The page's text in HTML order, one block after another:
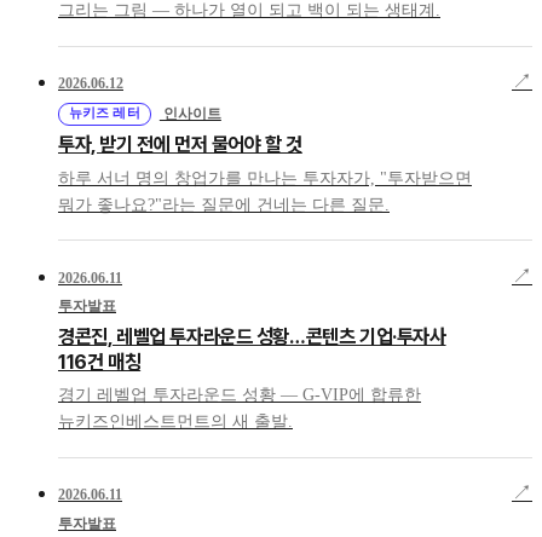
그리는 그림 — 하나가 열이 되고 백이 되는 생태계.
2026.06.12
뉴키즈 레터 인사이트
투자, 받기 전에 먼저 물어야 할 것
하루 서너 명의 창업가를 만나는 투자자가, "투자받으면
뭐가 좋나요?"라는 질문에 건네는 다른 질문.
↗
2026.06.11
투자발표
경콘진, 레벨업 투자라운드 성황…콘텐츠 기업·투자사
116건 매칭
경기 레벨업 투자라운드 성황 — G-VIP에 합류한
뉴키즈인베스트먼트의 새 출발.
↗
2026.06.11
투자발표
↗